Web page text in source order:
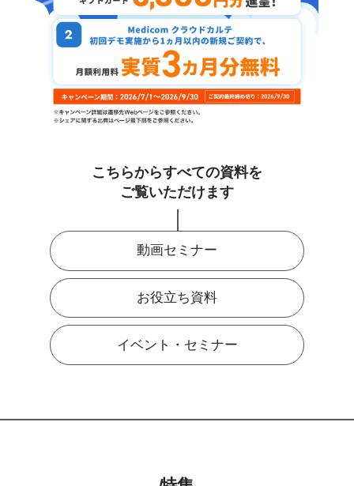
こちらからすべての資料を
ご覧いただけます
動画セミナー
お役立ち資料
イベント・セミナー